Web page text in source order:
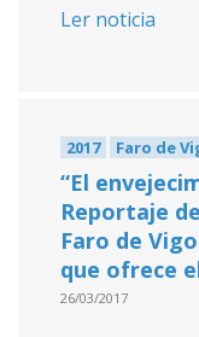
Ler noticia
2017 Faro de
“El
Reportaje
Faro de
que ofrece
26/03/2017